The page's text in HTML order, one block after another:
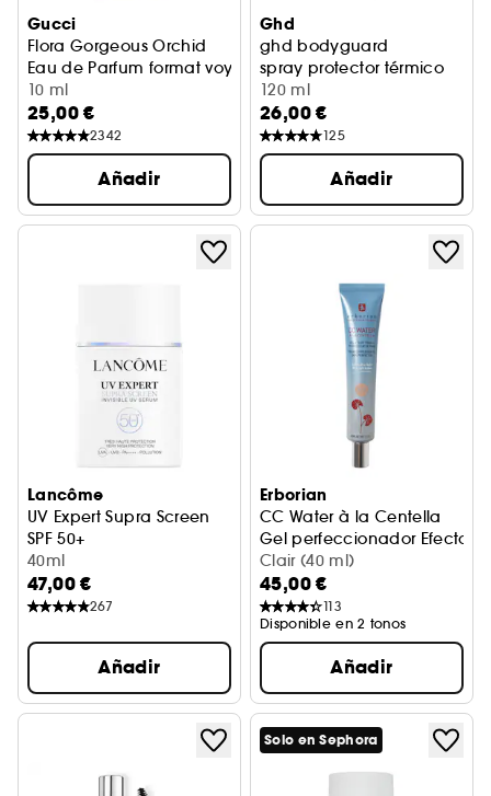
Gucci
Flora Gorgeous Orchid
Eau de Parfum format voyage
10 ml
25,00 €
2342
Añadir
Ghd
ghd bodyguard
spray protector térmico
120 ml
26,00 €
125
Añadir
Lancôme
UV Expert Supra Screen
SPF 50+
Sérum Invisible
40ml
47,00 €
267
Añadir
Erborian
CC Water à la Centella
Gel perfeccionador Efecto
Clair (40 ml)
45,00 €
113
Disponible en 2 tonos
Añadir
Solo en Sephora